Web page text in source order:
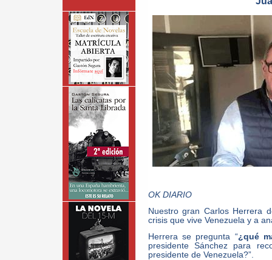
OK DIARIO
Nuestro gran Carlos Herrera
crisis que vive Venezuela y a
Herrera se pregunta “¿qué
presidente Sánchez para
presidente de Venezuela?”.